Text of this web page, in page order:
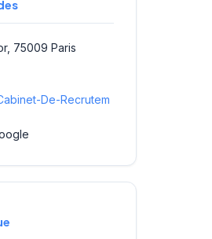
75009 Paris
De-Recrutem